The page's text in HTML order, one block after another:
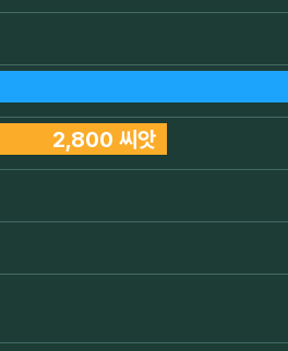
2,800 씨앗